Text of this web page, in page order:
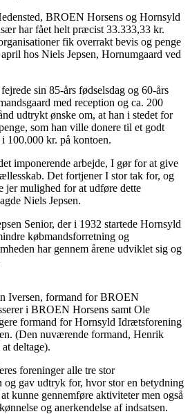
BROEN Horsens og Hornsyld
har fået helt præcist 33.333,33 kr.
fik overrakt bevis og penge
hos Niels Jepsen, Hornumgaard ved
sin 85-års fødselsdag og 60-års
med reception og ca. 200
udtrykt ønske om, at han i stedet for
som han ville donere til et godt
100.000 kr. på kontoen.
imponerende arbejde, I gør for at give
Det fortjener I stor tak for, og
jer mulighed for at udføre dette
Niels Jepsen.
Senior, der i 1932 startede Hornsyld
købmandsforretning og
har gennem årene udviklet sig og
Iversen, formand for BROEN
i BROEN Horsens samt Ole
formand for Hornsyld Idrætsforening
(Den nuværende formand, Henrik
deltage).
foreninger alle tre stor
og gav udtryk for, hvor stor en betydning
kunne gennemføre aktiviteter men også
og anerkendelse af indsatsen.